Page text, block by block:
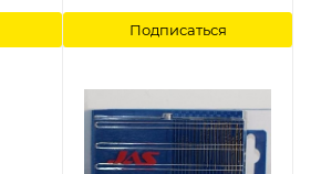
Подписаться